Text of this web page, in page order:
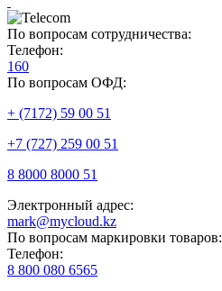
По вопросам сотрудничества:
Телефон:
160
По вопросам ОФД:
+ (7172) 59 00 51
+7 (727) 259 00 51
8 8000 8000 51
Электронный адрес:
mark@mycloud.kz
По вопросам маркировки товаров:
Телефон:
8 800 080 6565